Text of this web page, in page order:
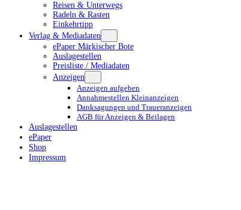
Reisen & Unterwegs
Radeln & Rasten
Einkehrtipp
Verlag & Mediadaten
ePaper Märkischer Bote
Auslagestellen
Preisliste / Mediadaten
Anzeigen
Anzeigen aufgeben
Annahmestellen Kleinanzeigen
Danksagungen und Traueranzeigen
AGB für Anzeigen & Beilagen
Auslagestellen
ePaper
Shop
Impressum